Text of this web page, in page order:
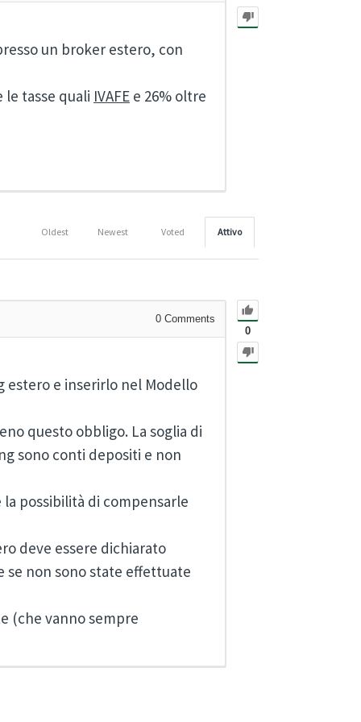
un broker estero, con
le tasse quali IVAFE e 26% oltre
Attivo
Voted
Newest
Oldest
0
0 Comments
estero e inserirlo nel Modello
questo obbligo. La soglia di
sono conti depositi e non
possibilità di compensarle
deve essere dichiarato
se non sono state effettuate
(che vanno sempre